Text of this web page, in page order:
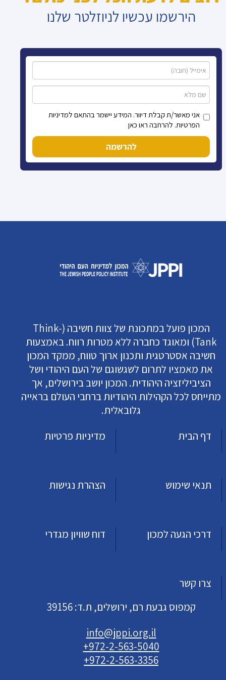
הירשמו עכשיו לניוזלטר שלנו
אני מאשר/ת קבלת דיוור. המידע יישמר בהתאם למדיניות
הפרטיות. להרחבה ראו כאן
להרשמה
המכון פועל במתכונת של צוות חשיבה (Think-
Tank) ומאוגד כחברה ללא מטרות רווח. באמצעות
חשיבה אסטרטגית ותכנון ארוך טווח, ממקד המכון
את מאמציו לתרום לשגשוגם של העם היהודי ושל
הציביליזציה היהודית. המכון יושב בירושלים, אך
מתייחס לכל הקהילות היהודיות ברחבי העולם בראייה
גלובאלית.
דף הבית
מדיניות פרטיות
תנאי שימוש הצהרת נגישות
דרכי הגעה למכון דוח שוויון מגדרי
צרו קשר
קמפוס גבעת רם, ירושלים, ת.ד: 39156
info@jppi.org.il
+972-2-563-5040
+972-2-563-3356